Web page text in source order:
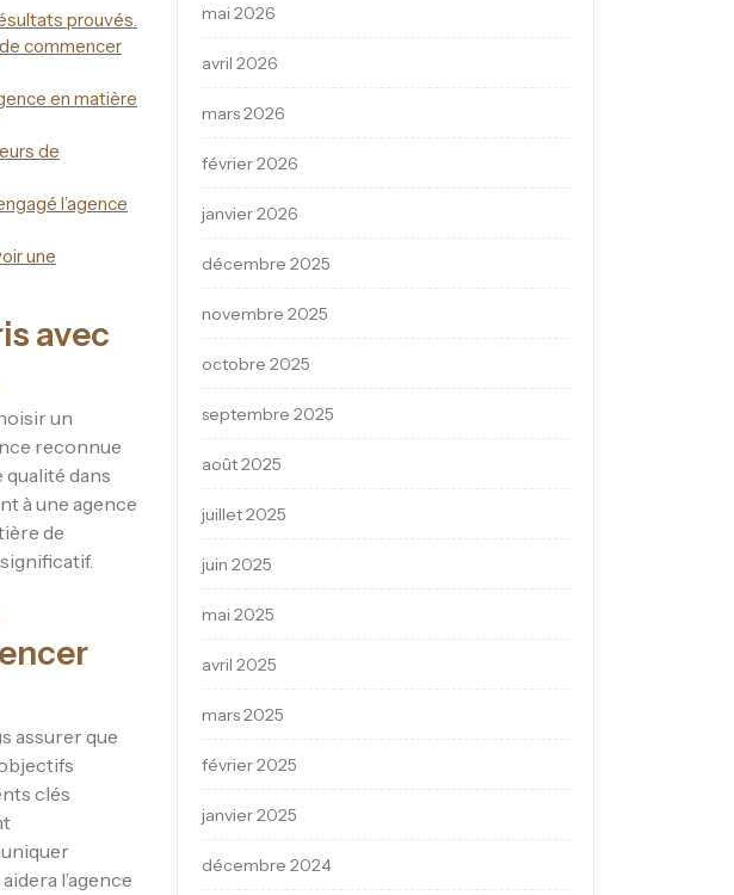
prouvés.
commencer
en matière
de
l’agence
une
avec
un
reconnue
dans
à une agence
de
assurer que
clés
l’agence
mai 2026
avril 2026
mars 2026
février 2026
janvier 2026
décembre 2025
novembre 2025
octobre 2025
septembre 2025
août 2025
juillet 2025
juin 2025
mai 2025
avril 2025
mars 2025
février 2025
janvier 2025
décembre 2024